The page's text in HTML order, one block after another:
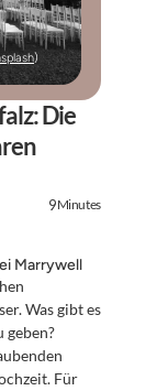
)
Die
9Minutes
Marrywell
Was gibt es
geben?
Für